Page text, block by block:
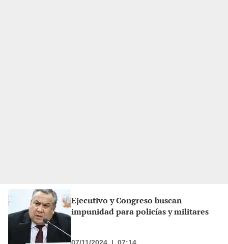
Ejecutivo y Congreso buscan
impunidad para policías y militares